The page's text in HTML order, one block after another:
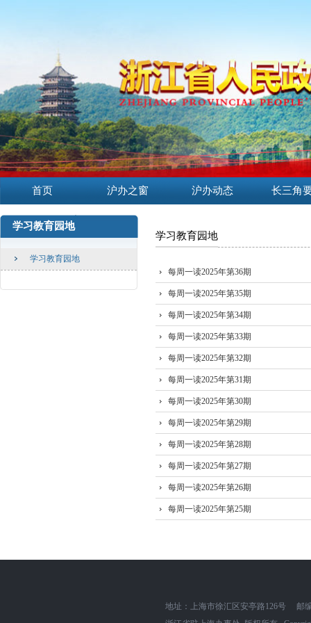
首页 沪办之窗 沪办动态 长三角
学习教育园地
学习教育园地
学习教育园地
每周一读2025年第36期
每周一读2025年第35期
每周一读2025年第34期
每周一读2025年第33期
每周一读2025年第32期
每周一读2025年第31期
每周一读2025年第30期
每周一读2025年第29期
每周一读2025年第28期
每周一读2025年第27期
每周一读2025年第26期
每周一读2025年第25期
地址：上海市徐汇区安亭路126号
邮